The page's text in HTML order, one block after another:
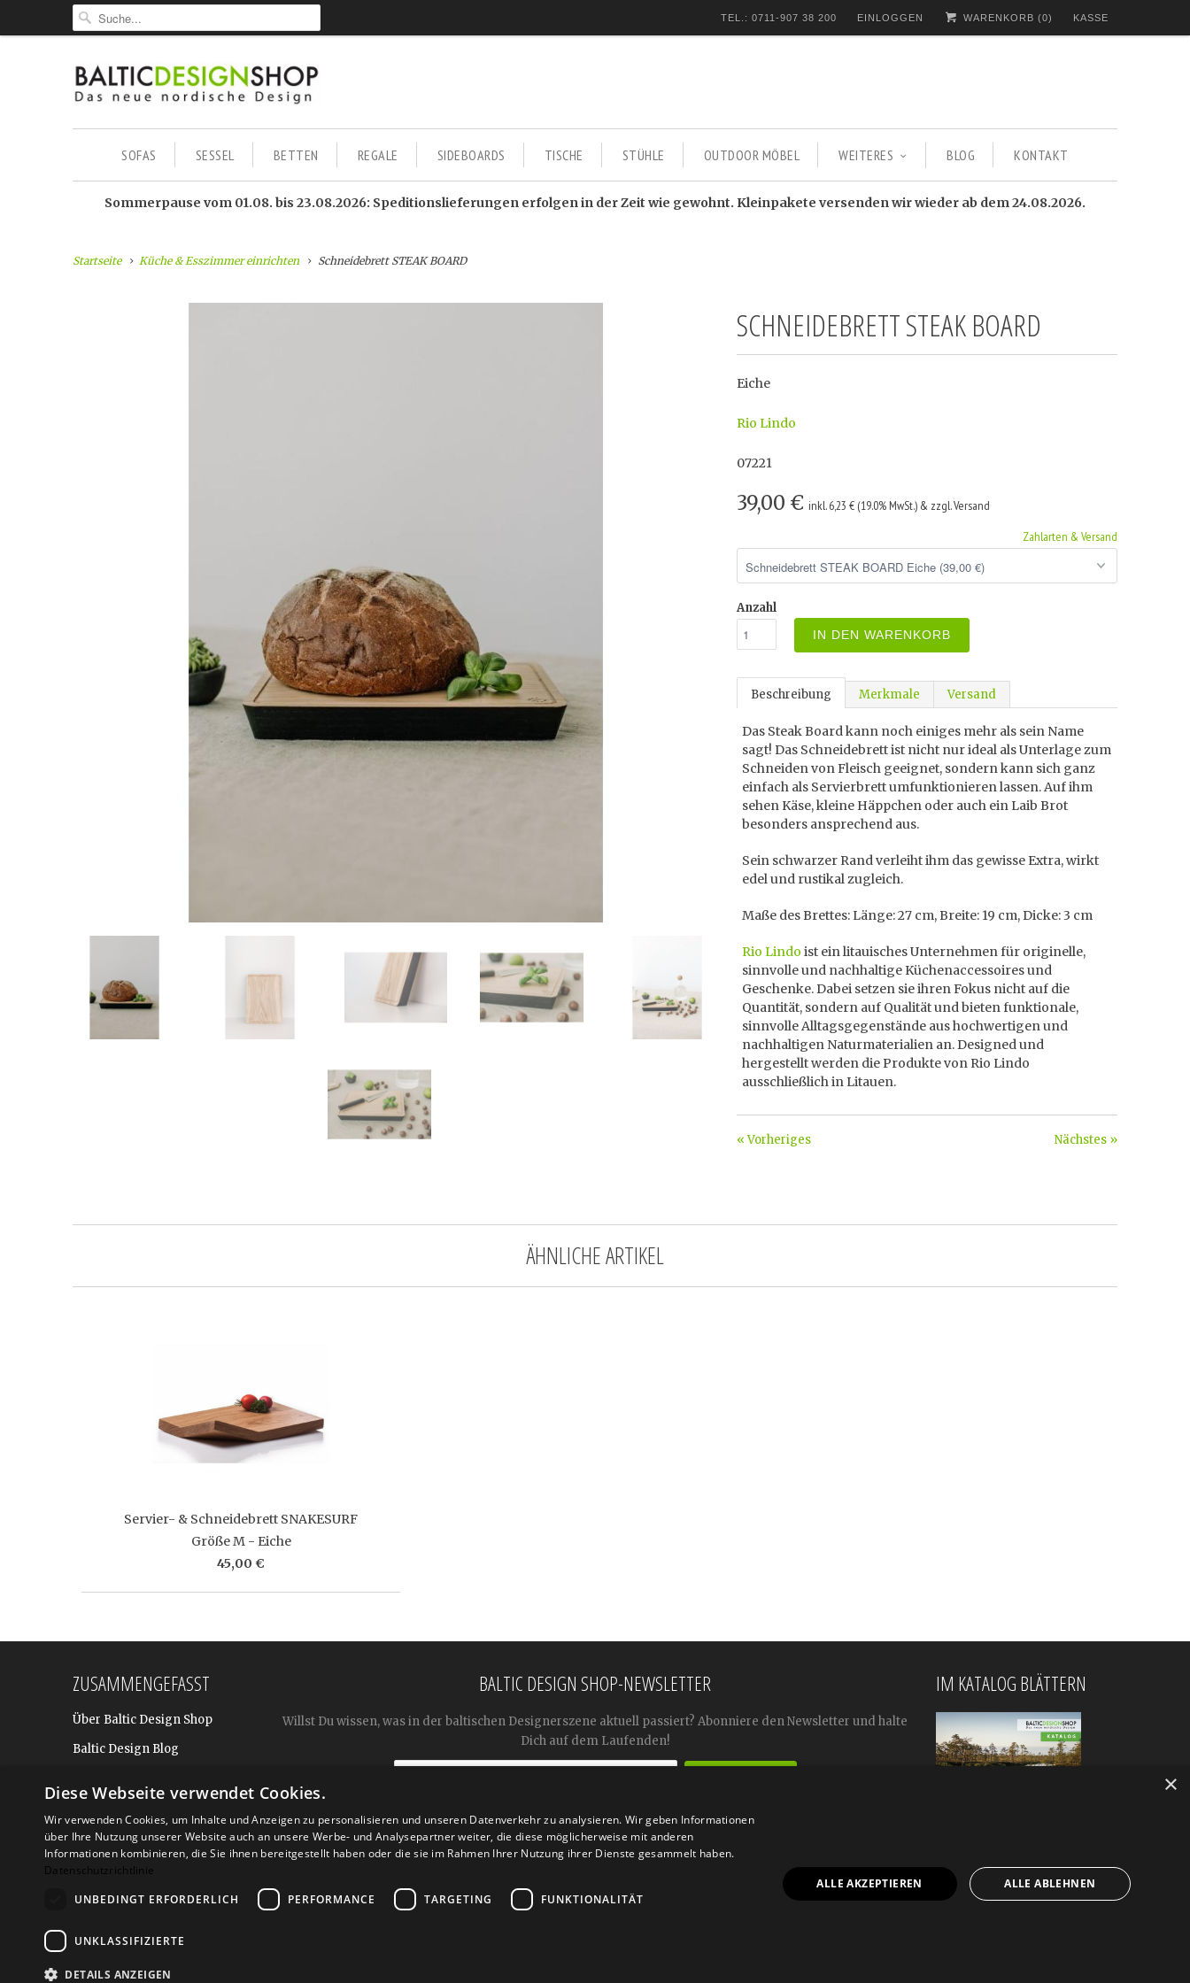
TEL.: 0711-907 38 200 EINLOGGEN WARENKORB (0) KASSE
SOFAS SESSEL BETTEN REGALE SIDEBOARDS TISCHE STÜHLE OUTDOOR MÖBEL WEITERES BLOG KONTAKT
Sommerpause vom 01.08. bis 23.08.2026: Speditionslieferungen erfolgen in der Zeit wie gewohnt. Kleinpakete versenden wir wieder ab dem 24.08.2026.
Startseite Küche & Esszimmer einrichten Schneidebrett STEAK BOARD
SCHNEIDEBRETT STEAK BOARD
Eiche
Rio Lindo
07221
39,00 € inkl. 6,23 € (19.0% MwSt.) & zzgl. Versand
Zahlarten & Versand
Anzahl
IN DEN WARENKORB
Beschreibung Merkmale Versand
Das Steak Board kann noch einiges mehr als sein Name
sagt! Das Schneidebrett ist nicht nur ideal als Unterlage zum
Schneiden von Fleisch geeignet, sondern kann sich ganz
einfach als Servierbrett umfunktionieren lassen. Auf ihm
sehen Käse, kleine Häppchen oder auch ein Laib Brot
besonders ansprechend aus.
Sein schwarzer Rand verleiht ihm das gewisse Extra, wirkt
edel und rustikal zugleich.
Maße des Brettes: Länge: 27 cm, Breite: 19 cm, Dicke: 3 cm
Rio Lindo ist ein litauisches Unternehmen für originelle,
sinnvolle und nachhaltige Küchenaccessoires und
Geschenke. Dabei setzen sie ihren Fokus nicht auf die
Quantität, sondern auf Qualität und bieten funktionale,
sinnvolle Alltagsgegenstände aus hochwertigen und
nachhaltigen Naturmaterialien an. Designed und
hergestellt werden die Produkte von Rio Lindo
ausschließlich in Litauen.
Nächstes »
« Vorheriges
ÄHNLICHE ARTIKEL
Servier- & Schneidebrett SNAKESURF
Größe M - Eiche
45,00 €
ZUSAMMENGEFASST
Über Baltic Design Shop
Baltic Design Blog
Für BtoB: Design Geschenke
Shop
BALTIC DESIGN SHOP-NEWSLETTER
Willst Du wissen, was in der baltischen Designerszene aktuell passiert? Abonniere den Newsletter und halte
Dich auf dem Laufenden!

IM KATALOG BLÄTTERN
×
Diese Webseite verwendet Cookies.
Wir verwenden Cookies, um Inhalte und Anzeigen zu personalisieren und unseren Datenverkehr zu analysieren. Wir geben Informationen
über Ihre Nutzung unserer Website auch an unsere Werbe- und Analysepartner weiter, die diese möglicherweise mit anderen
Informationen kombinieren, die Sie ihnen bereitgestellt haben oder die sie im Rahmen Ihrer Nutzung ihrer Dienste gesammelt haben.
Datenschutzrichtlinie
UNBEDINGT ERFORDERLICH
PERFORMANCE TARGETING FUNKTIONALITÄT
UNKLASSIFIZIERTE
DETAILS ANZEIGEN
ALLE AKZEPTIEREN ALLE ABLEHNEN